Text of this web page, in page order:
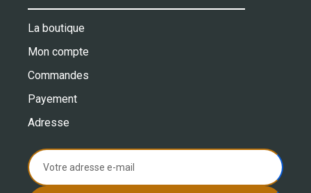
La boutique
Mon compte
Commandes
Payement
Adresse